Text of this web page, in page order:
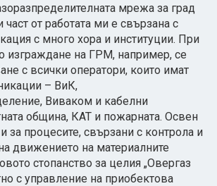
мрежа за град
от работата ми е свързана с
с много хора и институции. При
изграждане на ГРМ, например, се
с всички оператори, които имат
– ВиК,
Виваком и кабелни
община, КАТ и пожарната. Освен
за процесите, свързани с контрола и
движението на материалните
стопанство за целия „Овергаз
с управление на приобектова